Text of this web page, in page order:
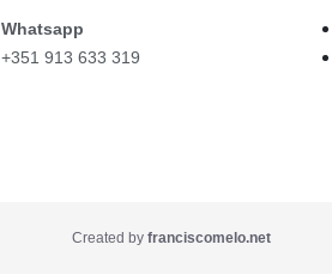
Whatsapp
+351 913 633 319
Created by franciscomelo.net